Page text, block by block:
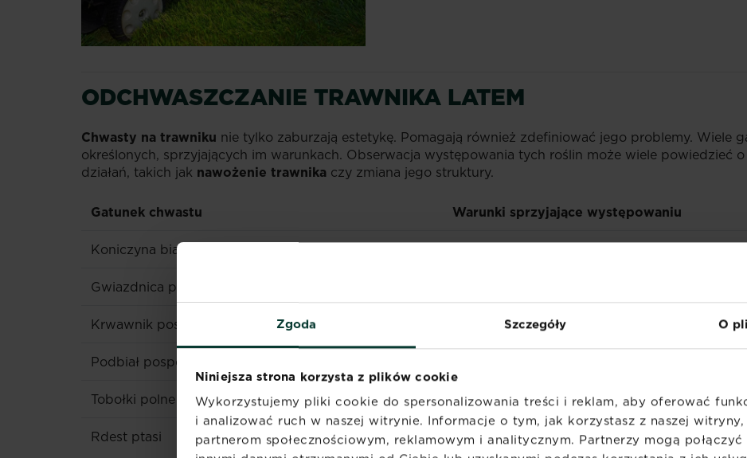
Zgoda Szczegóły O
Niniejsza strona korzysta z plików cookie
Wykorzystujemy pliki cookie do spersonalizowania treści i reklam, aby oferować
i analizować ruch w naszej witrynie. Informacje o tym, jak korzystasz z naszej
partnerom społecznościowym, reklamowym i analitycznym. Partnerzy mogą
ODCHWASZCZANIE TRAWNIKA LATEM
Chwasty na trawniku nie tylko zaburzają estetykę. Pomagają również zdefiniować jego problemy. Wiele
określonych, sprzyjających im warunkach. Obserwacja występowania tych roślin może wiele powiedzieć
działań, takich jak nawożenie trawnika czy zmiana jego struktury.
Gatunek chwastu Warunki sprzyjające występowaniu
Koniczyna biała, babka
Gwiazdnica pospolita
Krwawnik pospolity Podłoże suche i nieurodzajne
Podbiał pospolity
Tobołki polne Gleby ubogie w wapń
Rdest ptasi Gleby lekkie, często wydeptywane